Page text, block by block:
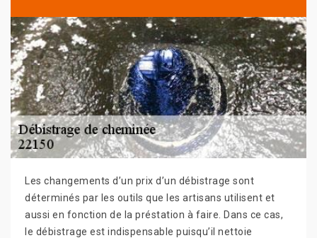
Les changements d’un prix d’un débistrage sont
déterminés par les outils que les artisans utilisent et
aussi en fonction de la préstation à faire. Dans ce cas,
le débistrage est indispensable puisqu’il nettoie